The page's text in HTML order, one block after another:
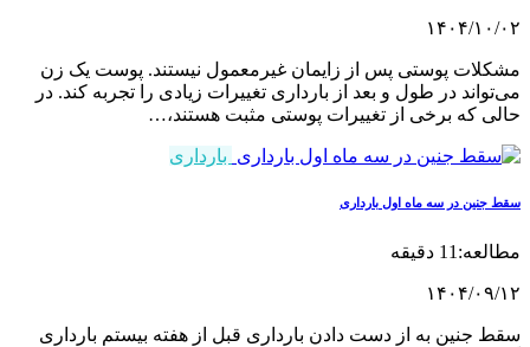
۱۰/۰۲
پوستی پس از زایمان غیرمعمول نیستند. پوست یک زن
در طول و بعد از بارداری تغییرات زیادی را تجربه کند. در
که برخی از تغییرات پوستی مثبت هستند،…
بارداری
در سه ماه اول بارداری
دقیقه
۰۹/۱۲
جنین به از دست دادن بارداری قبل از هفته بیستم بارداری